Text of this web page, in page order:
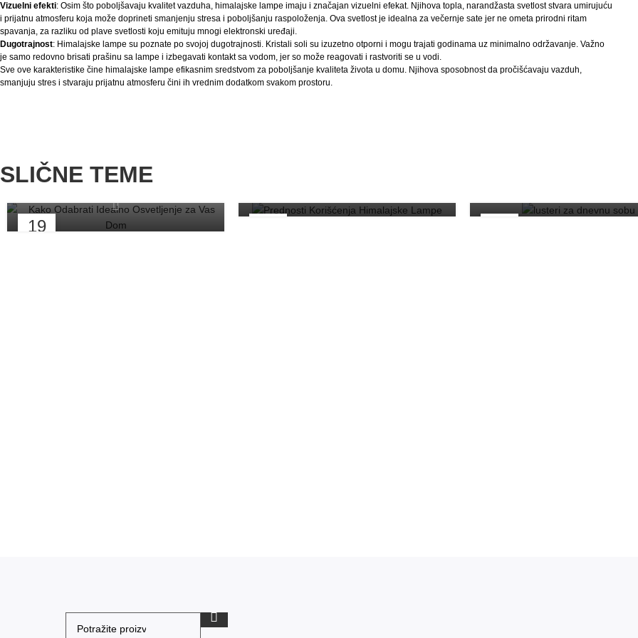
Vizuelni efekti: Osim što poboljšavaju kvalitet vazduha, himalajske lampe imaju i značajan vizuelni efekat. Njihova topla, narandžasta svetlost stvara umirujuću
i prijatnu atmosferu koja može doprineti smanjenju stresa i poboljšanju raspoloženja. Ova svetlost je idealna za večernje sate jer ne ometa prirodni ritam
spavanja, za razliku od plave svetlosti koju emituju mnogi elektronski uređaji.
Dugotrajnost: Himalajske lampe su poznate po svojoj dugotrajnosti. Kristali soli su izuzetno otporni i mogu trajati godinama uz minimalno održavanje. Važno
je samo redovno brisati prašinu sa lampe i izbegavati kontakt sa vodom, jer so može reagovati i rastvoriti se u vodi.
Sve ove karakteristike čine himalajske lampe efikasnim sredstvom za poboljšanje kvaliteta života u domu. Njihova sposobnost da pročišćavaju vazduh,
smanjuju stres i stvaraju prijatnu atmosferu čini ih vrednim dodatkom svakom prostoru.
SLIČNE TEME
19
Kako Odabrati Idealno
Osvetljenje za Vaš Dom